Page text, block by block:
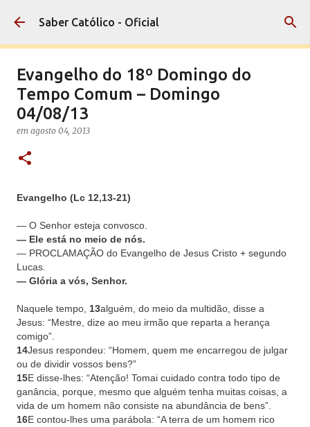
Pular para o conteúdo principal
Saber Católico - Oficial
Evangelho do 18º Domingo do
Tempo Comum – Domingo
04/08/13
em agosto 04, 2013
Evangelho (Lc 12,13-21)
— O Senhor esteja convosco.
— Ele está no meio de nós.
— PROCLAMAÇÃO do Evangelho de Jesus Cristo + segundo
Lucas.
— Glória a vós, Senhor.
Naquele tempo, 13alguém, do meio da multidão, disse a
Jesus: “Mestre, dize ao meu irmão que reparta a herança
comigo”.
14Jesus respondeu: “Homem, quem me encarregou de julgar
ou de dividir vossos bens?”
15E disse-lhes: “Atenção! Tomai cuidado contra todo tipo de
ganância, porque, mesmo que alguém tenha muitas coisas, a
vida de um homem não consiste na abundância de bens”.
16E contou-lhes uma parábola: “A terra de um homem rico